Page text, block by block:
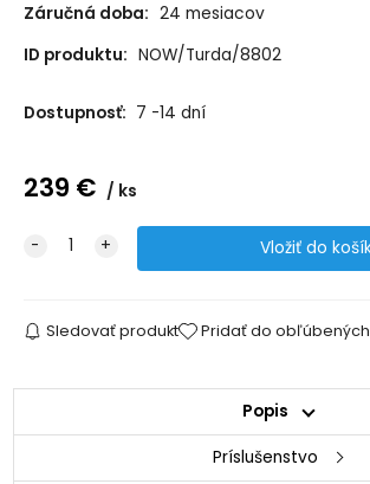
Záručná doba: 24 mesiacov
ID produktu: NOW/Turda/8802
Dostupnosť: 7 -14 dní
239 € ks
Sledovať produkt Pridať do obľúbených
Popis
Príslušenstvo